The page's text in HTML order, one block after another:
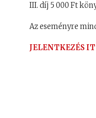
III. díj 5 000 Ft
Az eseményre
JELENTKEZÉS